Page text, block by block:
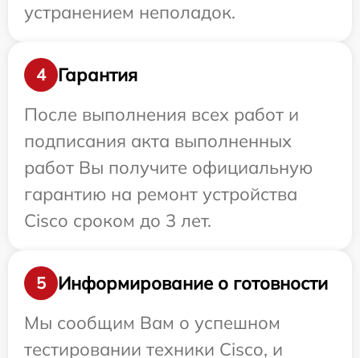
устранением неполадок.
4
Гарантия
После выполнения всех работ и
подписания акта выполненных
работ Вы получите официальную
гарантию на ремонт устройства
Cisco сроком до 3 лет.
5
Информирование о готовности
Мы сообщим Вам о успешном
тестировании техники Cisco, и